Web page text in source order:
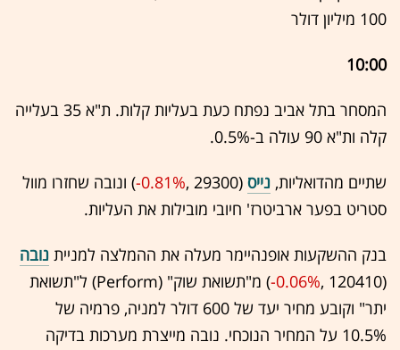
100 מיליון דולר
10:00
המסחר בתל אביב נפתח כעת בעליות קלות. ת"א 35 בעלייה
קלה ות"א 90 עולה ב-0.5%.
שתיים מהדואליות, נייס (29300 ,‎
-0.81%‏) ונובה שחזרו מוול
סטריט בפער ארביטרז' חיובי מובילות את העליות.
בנק ההשקעות אופנהיימר מעלה את ההמלצה למניית נובה
(120410 ,‎
-0.06%
‏) מ"תשואת שוק" (Perform) ל"תשואת
יתר" וקובע מחיר יעד של 600 דולר למניה, פרמיה של
10.5% על המחיר הנוכחי. נובה מייצרת מערכות בדיקה